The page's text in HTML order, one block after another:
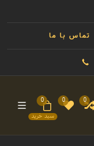
تماس با ما
تلگرام
0
0
سبد خرید
0